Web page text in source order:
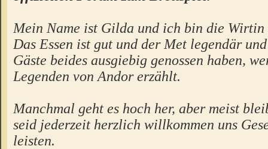
Mein Name ist Gilda und ich bin die Wirtin
Das Essen ist gut und der Met legendär
Gäste beides ausgiebig genossen haben,
Legenden von Andor erzählt.
Manchmal geht es hoch her, aber meist
seid jederzeit herzlich willkommen uns
leisten.